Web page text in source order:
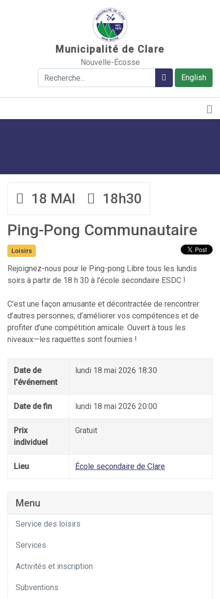
Municipalité de Clare
Nouvelle-Écosse
English
Rechercher Rechercher
18 MAI 18h30
Ping-Pong Communautaire
Loisirs
Rejoignez-nous pour le Ping-pong Libre tous les lundis
soirs à partir de 18 h 30 à l’école secondaire ESDC !
C’est une façon amusante et décontractée de rencontrer
d’autres personnes, d’améliorer vos compétences et de
profiter d’une compétition amicale. Ouvert à tous les
niveaux—les raquettes sont fournies !
Date de
l'événement
lundi 18 mai 2026 18:30
Date de fin lundi 18 mai 2026 20:00
Prix
individuel
Gratuit
Lieu École secondaire de Clare
Menu
Service des loisirs
Services
Activités et inscription
Subventions